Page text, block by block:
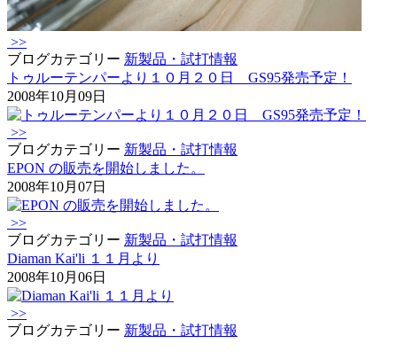
>>
ブログカテゴリー 新製品・試打情報
トゥルーテンパーより１０月２０日 GS95発売予定！
2008年10月09日
>>
ブログカテゴリー 新製品・試打情報
EPON の販売を開始しました。
2008年10月07日
>>
ブログカテゴリー 新製品・試打情報
Diaman Kai'li １１月より
2008年10月06日
>>
ブログカテゴリー 新製品・試打情報